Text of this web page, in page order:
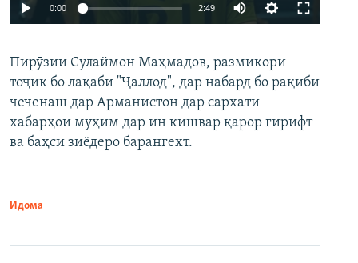
Auto 240p 360p 480p
720p 1080p
0:00 2:49
360p
480p
Пирӯзии Сулаймон Маҳмадов, размикори
тоҷик бо лақаби "Ҷаллод", дар набард бо рақиби
чеченаш дар Арманистон дар сархати
хабарҳои муҳим дар ин кишвар қарор гирифт
ва баҳси зиёдеро барангехт.
Идома